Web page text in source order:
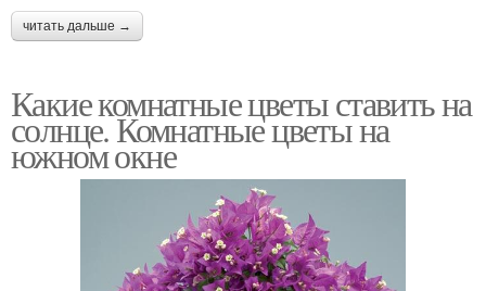
читать дальше →
Какие комнатные цветы ставить на
солнце. Комнатные цветы на
южном окне